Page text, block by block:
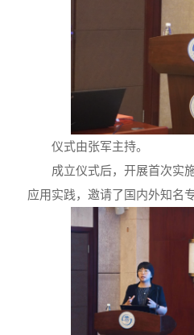
仪式由张军主持。
成立仪式后，开展首次实
应用实践，邀请了国内外知名